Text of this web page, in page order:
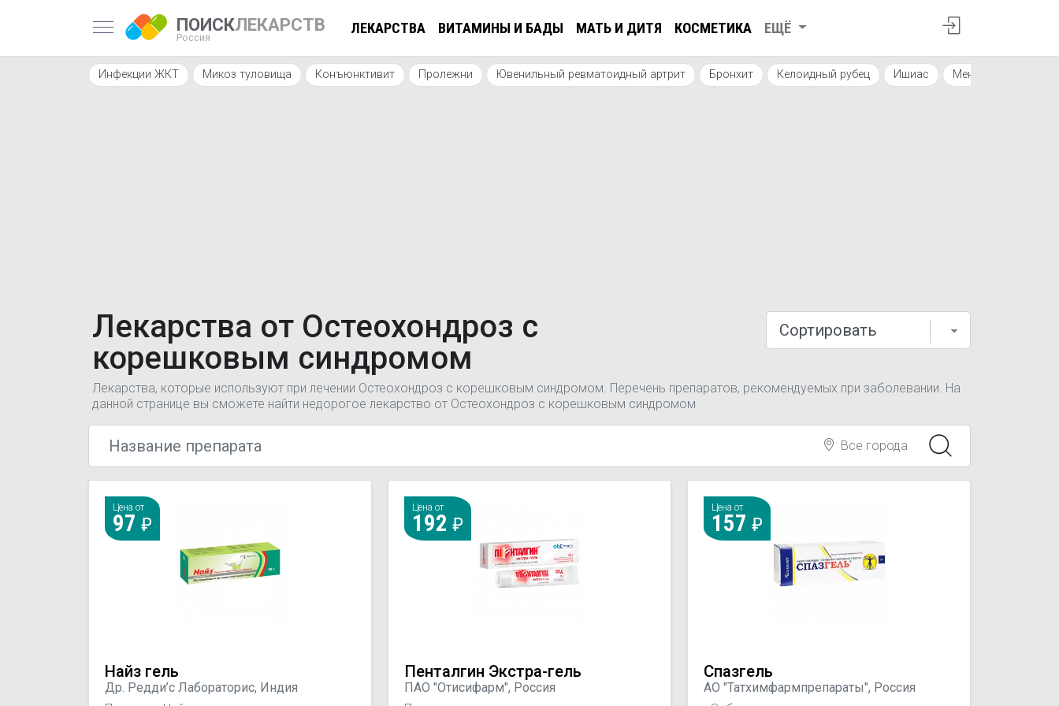
ПОИСКЛЕКАРСТВ
Россия
ЛЕКАРСТВА ВИТАМИНЫ И БАДЫ МАТЬ И ДИТЯ КОСМЕТИКА ЕЩЁ
Инфекции ЖКТ Микоз туловища Конъюнктивит Пролежни Ювенильный ревматоидный артрит Бронхит Келоидный рубец Ишиас Менопауза и
Лекарства от Остеохондроз с
корешковым синдромом
Лекарства, которые используют при лечении Остеохондроз с корешковым синдромом. Перечень препаратов, рекомендуемых при заболевании. На
данной странице вы сможете найти недорогое лекарство от Остеохондроз с корешковым синдромом
Все города
Цена от
97
Найз гель
Др. Редди’с Лабораторис, Индия
Цена от
192
Пенталгин Экстра-гель
ПАО "Отисифарм", Россия
Цена от
157
Спазгель
АО "Татхимфармпрепараты", Россия